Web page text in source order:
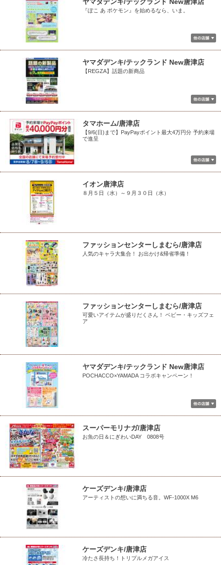
『ぽこ あ ポケモン』を始めるなら、いま。
ヤマダデンキ/テックランド New唐津店
【REGZA】話題の新商品
タマホーム/唐津店
【9/6(日)まで】PayPayポイント最大4万円分 予約来場
で進呈
イオン唐津店
８月５日（水）～９月３０日（水）
ファッションセンターしまむら/唐津店
人気のキャラ大集合！ お出かけ&帰省準備！
ファッションセンターしまむら/唐津店
可愛いアイテムが盛りだくさん！ ベビー・キッズフェ
ア
ヤマダデンキ/テックランド New唐津店
POCHACCO×YAMADA コラボキャンペーン！
スーパーモリナガ/唐津店
お魚の日＆にぎわいDAY 0808号
ケーズデンキ/唐津店
アーティストの想いに満ちる音。WF-1000X M6
ケーズデンキ/唐津店
冷たさ長持ち！トリプルメガアイス